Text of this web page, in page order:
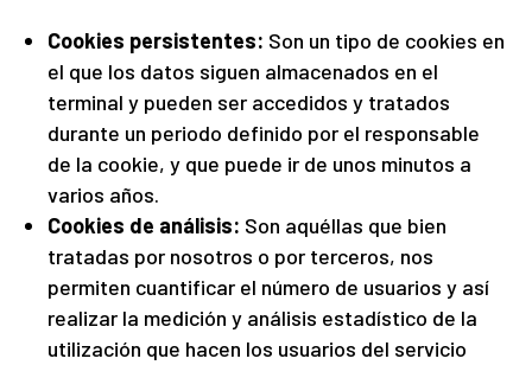
Cookies persistentes: Son un tipo de cookies en
el que los datos siguen almacenados en el
terminal y pueden ser accedidos y tratados
durante un periodo definido por el responsable
de la cookie, y que puede ir de unos minutos a
varios años.
Cookies de análisis: Son aquéllas que bien
tratadas por nosotros o por terceros, nos
permiten cuantificar el número de usuarios y así
realizar la medición y análisis estadístico de la
utilización que hacen los usuarios del servicio